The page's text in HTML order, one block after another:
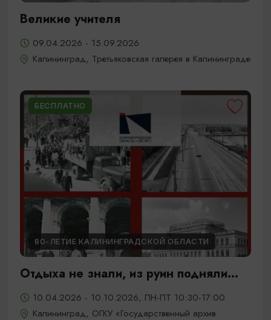
Великие учителя
09.04.2026 - 15.09.2026
Калининград, Третьяковская галерея в Калининграде
БЕСПЛАТНО
80-ЛЕТИЕ КАЛИНИНГРАДСКОЙ ОБЛАСТИ
Отдыха не знали, из руин подняли...
10.04.2026 - 10.10.2026, ПН-ПТ 10:30-17:00
Калининград, ОГКУ «Государственный архив